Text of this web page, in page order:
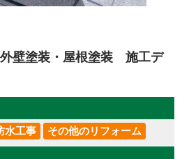
壁塗装・屋根塗装 施工デ
水工事 その他のリフォーム